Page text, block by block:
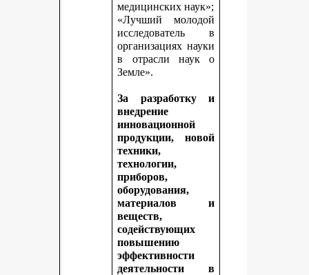
медицинских наук»;
«Лучший молодой
исследователь в
организациях науки
в отрасли наук о
Земле».
За разработку и
внедрение
инновационной
продукции, новой
техники,
технологии,
приборов,
оборудования,
материалов и
веществ,
содействующих
повышению
эффективности
деятельности в